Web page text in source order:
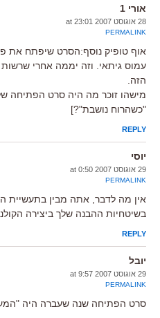
אורי 1
28 אוגוסט 2007 at 23:01
PERMALINK
אוף טופיק נוסף:הסרט שיפתח את
עמוס גיתאי. וזה יממה אחרי
הזה.
מישהו זוכר מה היה סרט הפתיחה
"כשהרוח נושבת"?]
REPLY
יוסי
29 אוגוסט 2007 at 0:50
PERMALINK
אין מה לדבר, אתה מבין בתעשיית
בשיטחיות ההבנה שלך ביצירה
REPLY
יובל
29 אוגוסט 2007 at 9:57
PERMALINK
סרט הפתיחה שנה שעברה היה